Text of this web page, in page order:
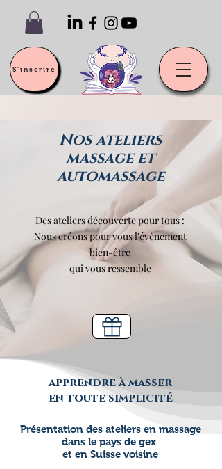
S'inscrire
Nos ateliers
massage et
automassage
Des ateliers découverte pour tous :
Nous créons pour vous l'évènement
bien-être
qui vous ressemble
apprendre à masser
en toute simplicité
Présentation des ateliers en massage
dans le pays de gex
et en Suisse voisine